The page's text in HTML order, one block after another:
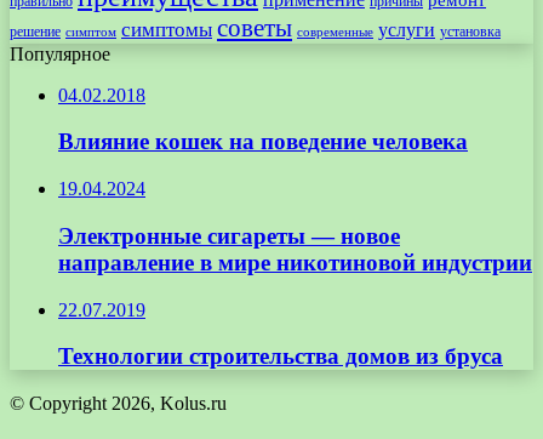
решение симптом симптомы советы современные услуги установка
Популярное
04.02.2018
Влияние кошек на поведение человека
19.04.2024
Электронные сигареты — новое
направление в мире никотиновой индустрии
22.07.2019
Технологии строительства домов из бруса
© Copyright 2026, Kolus.ru